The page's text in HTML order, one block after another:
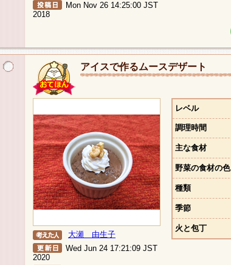
Mon Nov 26 14:25:00 JST
2018
アイスで作るムースデザート
大瀬 由生子
Wed Jun 24 17:21:09 JST
2020
レベル
調理時間
主な食材
野菜の食材の色
種類
季節
火と包丁